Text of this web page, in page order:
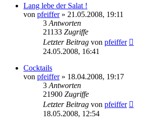
Lang lebe der Salat !
von pfeiffer» 21.05.2008, 19:11
3 Antworten
21133 Zugriffe
Letzter Beitrag von pfeiffer
24.05.2008, 16:41
Cocktails
von pfeiffer» 18.04.2008, 19:17
3 Antworten
21900 Zugriffe
Letzter Beitrag von pfeiffer
18.05.2008, 12:54